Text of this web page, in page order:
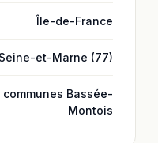
Île-de-France
Seine-et-Marne (77)
Bassée-
Montois